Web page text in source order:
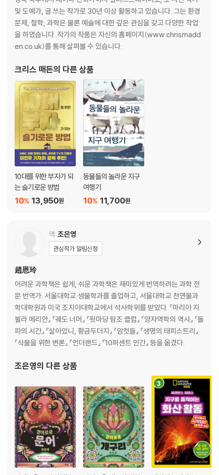
우리 몸은 참 특별해
인체 용어 사전
찾아보기
및 도예가, 글 쓰는 작가로 30년 이상 활동하고 있습니다. 그는 환경
문제, 철학, 과학은 물론 예술에 대한 깊은 관심을 갖고 다양한 작업
을 하였습니다. 작가의 작품은 자신의 홈페이지(www.chrismadd
en.co.uk)를 통해 살펴볼 수 있습니다.
크리스 매든의 다른 상품
10대를 위한 부자가 되
는 슬기로운 방법
13,950원
10%
동물들의 놀라운 지구
여행기
11,700원
10%
역 조은영
관심작가 알림신청
趙恩玲
어려운 과학책은 쉽게, 쉬운 과학책은 재미있게 번역하려는 과학 전
문 번역가. 서울대학교 생물학과를 졸업하고, 서울대학교 천연물과
학대학원과 미국 조지아대학교에서 석사학위를 받았다. 『마리아 지
뷜라 메리안』 『궤도 너머』 『뒷마당 탐조 클럽』 『양자역학의 역사』 『돌
파의 시간』 『살아있니, 황금두더지』 『암컷들』 『생명의 태피스트리』
『식물을 위한 변론』 『언더랜드』 『10퍼센트 인간』 등을 옮겼다.
조은영의 다른 상품